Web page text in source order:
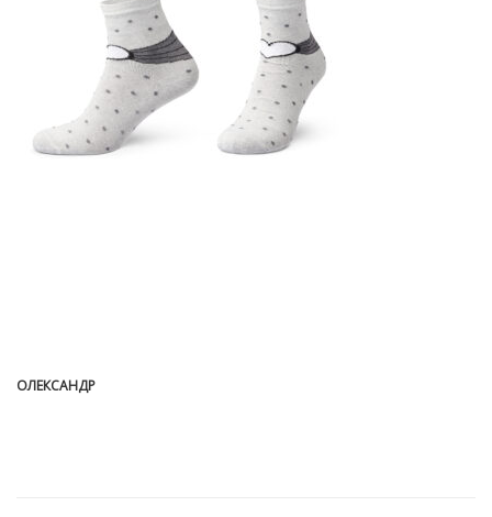
ОЛЕКСАНДР